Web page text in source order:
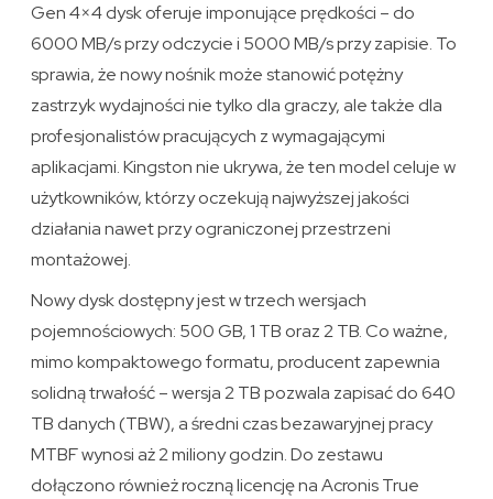
Gen 4×4 dysk oferuje imponujące prędkości – do
6000 MB/s przy odczycie i 5000 MB/s przy zapisie. To
sprawia, że nowy nośnik może stanowić potężny
zastrzyk wydajności nie tylko dla graczy, ale także dla
profesjonalistów pracujących z wymagającymi
aplikacjami. Kingston nie ukrywa, że ten model celuje w
użytkowników, którzy oczekują najwyższej jakości
działania nawet przy ograniczonej przestrzeni
montażowej.
Nowy dysk dostępny jest w trzech wersjach
pojemnościowych: 500 GB, 1 TB oraz 2 TB. Co ważne,
mimo kompaktowego formatu, producent zapewnia
solidną trwałość – wersja 2 TB pozwala zapisać do 640
TB danych (TBW), a średni czas bezawaryjnej pracy
MTBF wynosi aż 2 miliony godzin. Do zestawu
dołączono również roczną licencję na Acronis True